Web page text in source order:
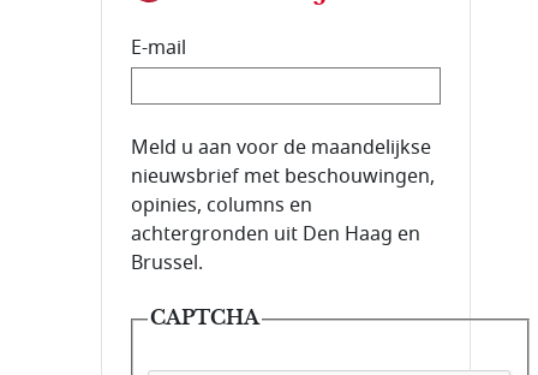
E-mail
E-mailadres van de abonnee.
Meld u aan voor de maandelijkse
nieuwsbrief met beschouwingen,
opinies, columns en
achtergronden uit Den Haag en
Brussel.
CAPTCHA